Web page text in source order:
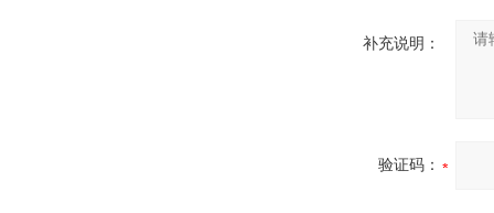
补充说明：
验证码：